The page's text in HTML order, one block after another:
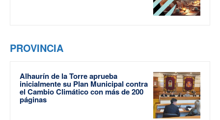
PROVINCIA
Alhaurín de la Torre aprueba
inicialmente su Plan Municipal contra
el Cambio Climático con más de 200
páginas